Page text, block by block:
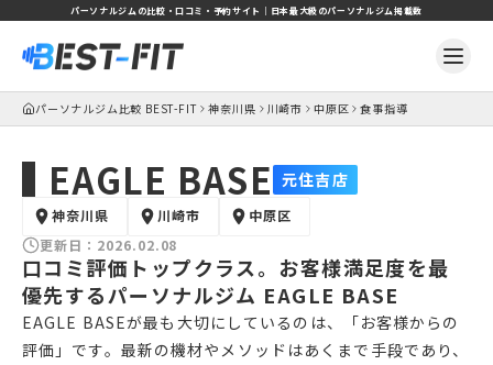
パーソナルジムの比較・口コミ・予約サイト｜日本最大級のパーソナルジム掲載数
パーソナルジム比較 BEST-FIT 神奈川県 川崎市 中原区 食事指導
EAGLE BASE 元住吉店
神奈川県 川崎市
中原区
更新日： 2026.02.08
口コミ評価トップクラス。お客様満足度を最
優先するパーソナルジム EAGLE BASE
EAGLE BASEが最も大切にしているのは、「お客様からの
評価」です。最新の機材やメソッドはあくまで手段であり、